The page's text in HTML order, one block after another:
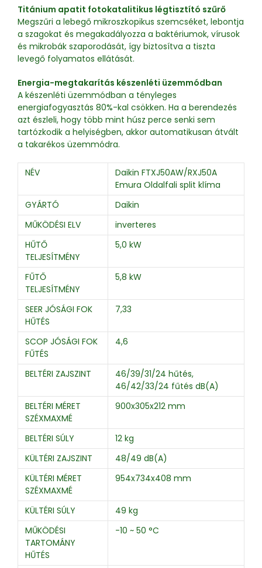
Titánium apatit fotokatalitikus légtisztító szűrő
Megszűri a lebegő mikroszkopikus szemcséket, lebontja
a szagokat és megakadályozza a baktériumok, vírusok
és mikrobák szaporodását, így biztosítva a tiszta
levegő folyamatos ellátását.
Energia-megtakarítás készenléti üzemmódban
A készenléti üzemmódban a tényleges
energiafogyasztás 80%-kal csökken. Ha a berendezés
azt észleli, hogy több mint húsz perce senki sem
tartózkodik a helyiségben, akkor automatikusan átvált
a takarékos üzemmódra.
NÉV
Daikin FTXJ50AW/RXJ50A
Emura Oldalfali split klíma
GYÁRTÓ
Daikin
MŰKÖDÉSI ELV
inverteres
HŰTŐ
TELJESÍTMÉNY
5,0 kW
FŰTŐ
TELJESÍTMÉNY
5,8 kW
SEER JÓSÁGI FOK
HŰTÉS
7,33
SCOP JÓSÁGI FOK
FŰTÉS
4,6
BELTÉRI ZAJSZINT
46/39/31/24 hűtés,
46/42/33/24 fűtés dB(A)
BELTÉRI MÉRET
SZÉXMAXMÉ
900x305x212 mm
BELTÉRI SÚLY
12 kg
KÜLTÉRI ZAJSZINT
48/49 dB(A)
KÜLTÉRI MÉRET
SZÉXMAXMÉ
954x734x408 mm
KÜLTÉRI SÚLY
49 kg
MŰKÖDÉSI
TARTOMÁNY
HŰTÉS
-10 ~ 50 °C